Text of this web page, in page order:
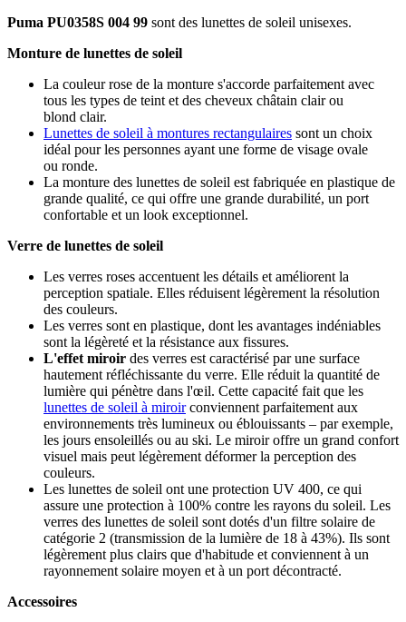
Puma PU0358S 004 99 sont des lunettes de soleil unisexes.
Monture de lunettes de soleil
La couleur rose de la monture s'accorde parfaitement avec
tous les types de teint et des cheveux châtain clair ou
blond clair.
Lunettes de soleil à montures rectangulaires sont un choix
idéal pour les personnes ayant une forme de visage ovale
ou ronde.
La monture des lunettes de soleil est fabriquée en plastique de
grande qualité, ce qui offre une grande durabilité, un port
confortable et un look exceptionnel.
Verre de lunettes de soleil
Les verres roses accentuent les détails et améliorent la
perception spatiale. Elles réduisent légèrement la résolution
des couleurs.
Les verres sont en plastique, dont les avantages indéniables
sont la légèreté et la résistance aux fissures.
L'effet miroir des verres est caractérisé par une surface
hautement réfléchissante du verre. Elle réduit la quantité de
lumière qui pénètre dans l'œil. Cette capacité fait que les
lunettes de soleil à miroirconviennent parfaitement aux
environnements très lumineux ou éblouissants – par exemple,
les jours ensoleillés ou au ski. Le miroir offre un grand confort
visuel mais peut légèrement déformer la perception des
couleurs.
Les lunettes de soleil ont une protection UV 400, ce qui
assure une protection à 100% contre les rayons du soleil. Les
verres des lunettes de soleil sont dotés d'un filtre solaire de
catégorie 2 (transmission de la lumière de 18 à 43%). Ils sont
légèrement plus clairs que d'habitude et conviennent à un
rayonnement solaire moyen et à un port décontracté.
Accessoires